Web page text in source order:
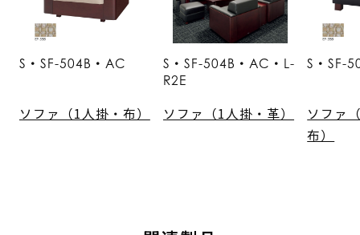
S・SF-504B・AC
ソファ（1人掛・布）
S・SF-504B・AC・L-
R2E
ソファ（1人掛・革）
S・SF-
ソファ
布）